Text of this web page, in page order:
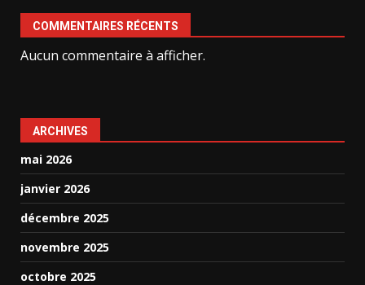
COMMENTAIRES RÉCENTS
Aucun commentaire à afficher.
ARCHIVES
mai 2026
janvier 2026
décembre 2025
novembre 2025
octobre 2025